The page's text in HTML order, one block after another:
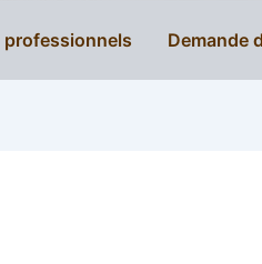
professionnels Demande